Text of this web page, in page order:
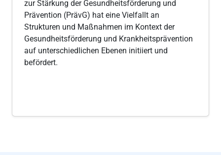
zur Stärkung der Gesundheitsförderung und
Prävention (PrävG) hat eine Vielfallt an
Strukturen und Maßnahmen im Kontext der
Gesundheitsförderung und Krankheitsprävention
auf unterschiedlichen Ebenen initiiert und
befördert.